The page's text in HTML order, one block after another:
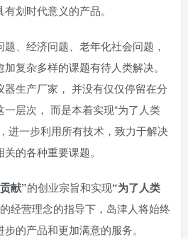
划时代意义的产品。
、经济问题、老年化社会问题，
复杂多样的课题有待人类解决。
生产厂家， 并没有仅仅停留在分
层次， 而是本着实现“为了人类
进一步利用所有技术，致力于解决
的各种重要课题。
献”的创业宗旨和实现“为了人类
经营理念的指导下，岛津人将始终
的产品和更加满意的服务。